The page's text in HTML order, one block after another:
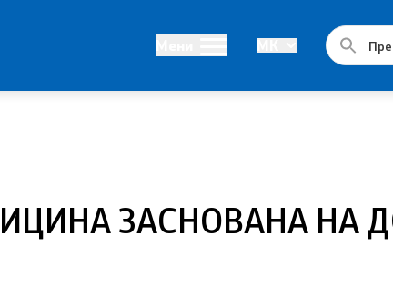
Одлуки
Документи
Работни
ЗАСНОВАНА НА